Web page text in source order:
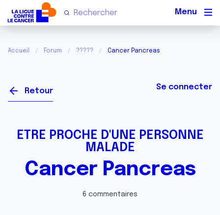
Accueil Forum ????? Cancer Pancreas
Retour Se connecter
ETRE PROCHE D'UNE PERSONNE
MALADE
Cancer Pancreas
6 commentaires